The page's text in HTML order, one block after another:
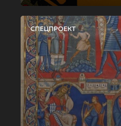
СПЕЦПРОЕКТ